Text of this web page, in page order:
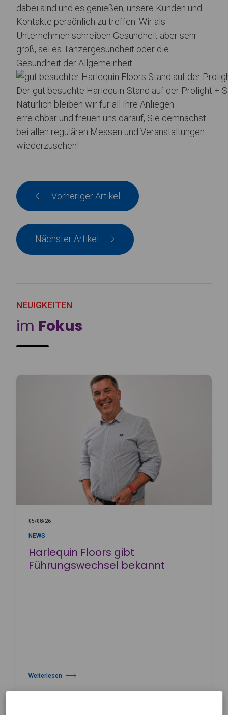
dabei sind und es genießen, unsere Kunden und
Kontakte persönlich zu treffen. Wir als
Unternehmen schreiben Gesundheit aber sehr
groß, sei es Tänzergesundheit oder die
Gesundheit der Allgemeinheit.
Der gut besuchte Harlequin-Stand auf der Prolight +
Natürlich bleiben wir für all Ihre Anliegen
erreichbar und freuen uns darauf, Sie demnächst
bei allen regulären Messen und Veranstaltungen
wiederzusehen!
Vorheriger Artikel
Nächster Artikel
NEUIGKEITEN
im Fokus
05/08/26
NEWS
Harlequin Floors gibt
Führungswechsel bekannt
Weiterlesen
über Harlequin Floors gibt Führungswechsel bekannt